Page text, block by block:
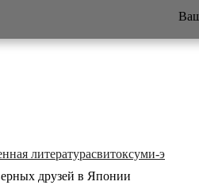
литературасвитоксуми-э
друзей в Японии